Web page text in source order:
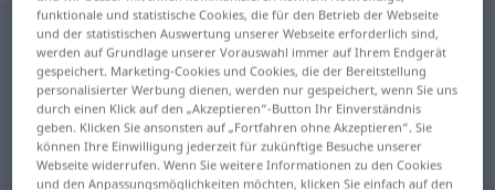
schimmelnv/i <h.;s.>
Übersicht aller Übersetzungen
(Für mehr Details die Übersetzung anklicken/antippen)
ammuffire
funktionale und statistische Cookies, die für den Betrieb der Webseite
und der statistischen Auswertung unserer Webseite erforderlich sind,
werden auf Grundlage unserer Vorauswahl immer auf Ihrem Endgerät
gespeichert. Marketing-Cookies und Cookies, die der Bereitstellung
personalisierter Werbung dienen, werden nur gespeichert, wenn Sie uns
durch einen Klick auf den „Akzeptieren“-Button Ihr Einverständnis
geben. Klicken Sie ansonsten auf „Fortfahren ohne Akzeptieren“. Sie
können Ihre Einwilligung jederzeit für zukünftige Besuche unserer
Webseite widerrufen. Wenn Sie weitere Informationen zu den Cookies
und den Anpassungsmöglichkeiten möchten, klicken Sie einfach auf den